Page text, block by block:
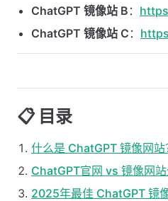
ChatGPT 镜像站 B ：
ChatGPT 镜像站 C ：
📋 目录
什么是 ChatGPT 镜像网站
ChatGPT官网 vs 镜像网
2025年最佳 ChatGPT 镜